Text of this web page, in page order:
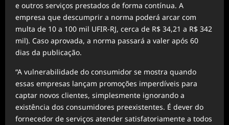
e outros serviços prestados de forma contínua. A
empresa que descumprir a norma poderá arcar com
multa de 10 a 100 mil UFIR-RJ, cerca de R$ 34,21 a R$ 342
mil). Caso aprovada, a norma passará a valer após 60
dias da publicação.
“A vulnerabilidade do consumidor se mostra quando
essas empresas lançam promoções imperdíveis para
captar novos clientes, simplesmente ignorando a
existência dos consumidores preexistentes. É dever do
fornecedor de serviços atender satisfatoriamente a todos